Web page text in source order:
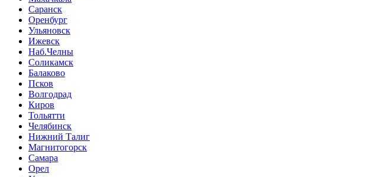
Саранск
Оренбург
Ульяновск
Ижевск
Наб.Челны
Соликамск
Балаково
Псков
Волгодрад
Киров
Тольятти
Челябинск
Нижний Талиг
Магнитогорск
Самара
Орел